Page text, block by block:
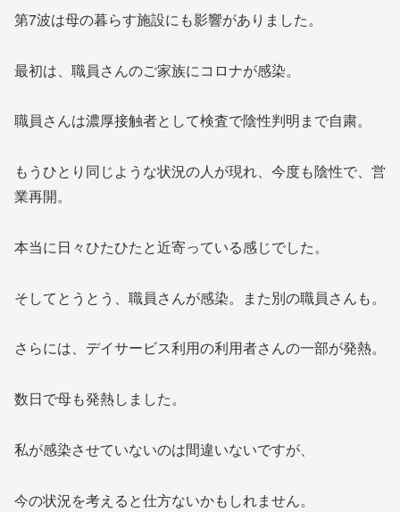
第7波は母の暮らす施設にも影響がありました。
最初は、職員さんのご家族にコロナが感染。
職員さんは濃厚接触者として検査で陰性判明まで自粛。
もうひとり同じような状況の人が現れ、今度も陰性で、営
業再開。
本当に日々ひたひたと近寄っている感じでした。
そしてとうとう、職員さんが感染。また別の職員さんも。
さらには、デイサービス利用の利用者さんの一部が発熱。
数日で母も発熱しました。
私が感染させていないのは間違いないですが、
今の状況を考えると仕方ないかもしれません。